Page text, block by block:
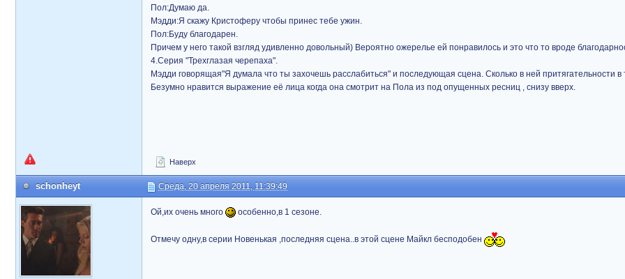
Пол:Думаю да.
Мэдди:Я скажу Кристоферу чтобы принес тебе ужин.
Пол:Буду благодарен.
Причем у него такой взгляд удивленно довольный) Вероятно ожерелье ей понравилось и это что то вроде
4.Серия "Трехглазая черепаха".
Мэдди говорящая"Я думала что ты захочешь расслабиться" и последующая сцена. Сколько в ней притягательности в
Безумно нравится выражение её лица когда она смотрит на Пола из под опущенных ресниц , снизу вверх.
Наверх
schonheyt Среда, 20 апреля 2011, 11:39:49
Ой,их очень много особенно,в 1 сезоне.
Отмечу одну,в серии Новенькая ,последняя сцена..в этой сцене Майкл бесподобен